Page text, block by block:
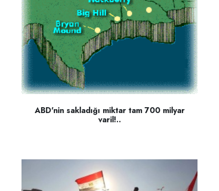
ABD'nin sakladığı miktar tam 700 milyar
varil!..